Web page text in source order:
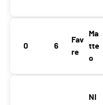
0 6
Fav
re
Ma
tte
o
NI